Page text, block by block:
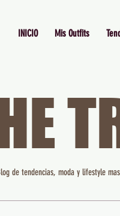
INICIO Mis Outfits
de tendencias, moda y lifestyle